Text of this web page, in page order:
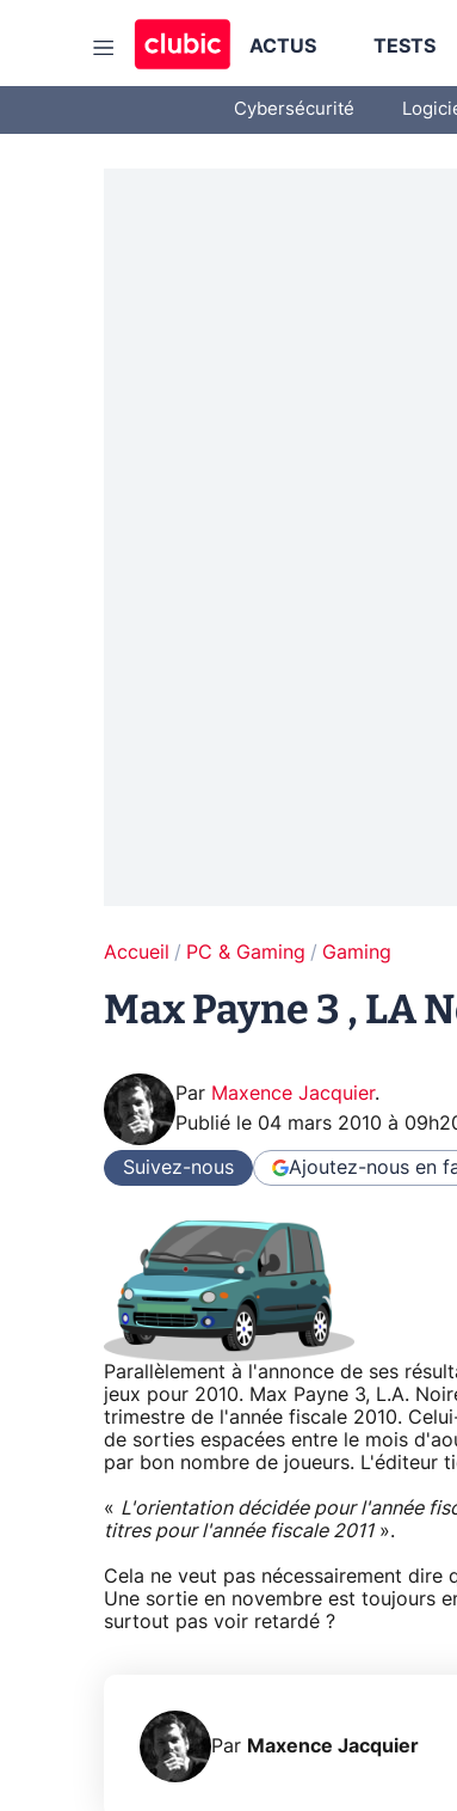
ACTUS TESTS
Cybersécurité
Accueil PC & Gaming Gaming
Max Payne 3 , LA
Par Maxence Jacquier.
Publié le 04 mars 2010 à
Suivez-nous Ajoutez-nous en
Parallèlement à l'annonce de ses
jeux pour 2010. Max Payne 3, L.A.
trimestre de l'année fiscale 2010.
de sorties espacées entre le mois
par bon nombre de joueurs. L'éditeur
« L'orientation décidée pour l'année
titres pour l'année fiscale 2011».
Cela ne veut pas nécessairement dire
Une sortie en novembre est toujours
surtout pas voir retardé ?
Par Maxence Jacquier